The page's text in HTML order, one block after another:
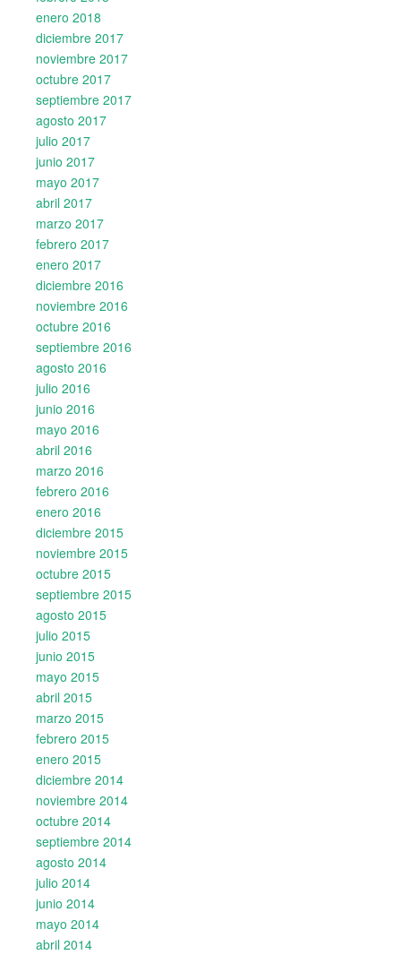
enero 2018
diciembre 2017
noviembre 2017
octubre 2017
septiembre 2017
agosto 2017
julio 2017
junio 2017
mayo 2017
abril 2017
marzo 2017
febrero 2017
enero 2017
diciembre 2016
noviembre 2016
octubre 2016
septiembre 2016
agosto 2016
julio 2016
junio 2016
mayo 2016
abril 2016
marzo 2016
febrero 2016
enero 2016
diciembre 2015
noviembre 2015
octubre 2015
septiembre 2015
agosto 2015
julio 2015
junio 2015
mayo 2015
abril 2015
marzo 2015
febrero 2015
enero 2015
diciembre 2014
noviembre 2014
octubre 2014
septiembre 2014
agosto 2014
julio 2014
junio 2014
mayo 2014
abril 2014